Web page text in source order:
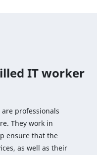
IT worker
professionals
They work in
ensure that the
as well as their